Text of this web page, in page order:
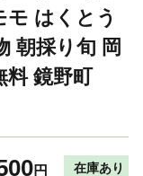
モ はくとう
朝採り旬 岡
料 鏡野町
円 在庫あり